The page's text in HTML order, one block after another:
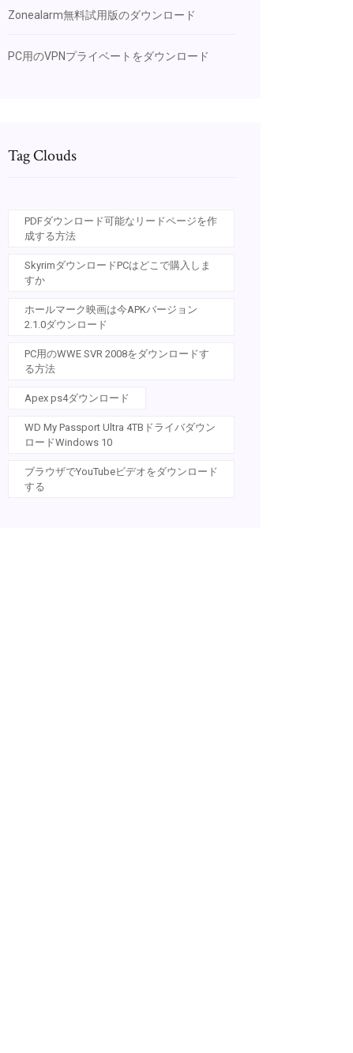
Zonealarm無料試用版のダウンロード
PC用のVPNプライベートをダウンロード
Tag Clouds
PDFダウンロード可能なリードページを作
成する方法
SkyrimダウンロードPCはどこで購入しま
すか
ホールマーク映画は今APKバージョン
2.1.0ダウンロード
PC用のWWE SVR 2008をダウンロードす
る方法
Apex ps4ダウンロード
WD My Passport Ultra 4TBドライバダウン
ロードWindows 10
ブラウザでYouTubeビデオをダウンロード
する